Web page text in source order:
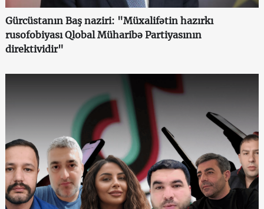
Gürcüstanın Baş naziri: "Müxalifətin hazırkı
rusofobiyası Qlobal Müharibə Partiyasının
direktividir"